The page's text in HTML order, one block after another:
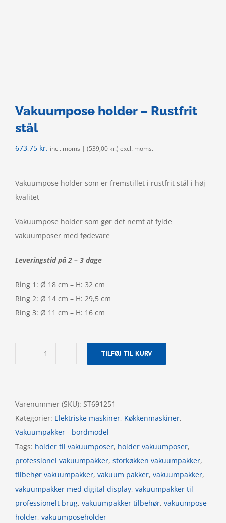
Vakuumpose holder – Rustfrit
stål
673,75 kr. incl. moms | (539,00 kr.) excl. moms.
Vakuumpose holder som er fremstillet i rustfrit stål i høj
kvalitet
Vakuumpose holder som gør det nemt at fylde
vakuumposer med fødevare
Leveringstid på 2 – 3 dage
Ring 1: Ø 18 cm – H: 32 cm
Ring 2: Ø 14 cm – H: 29,5 cm
Ring 3: Ø 11 cm – H: 16 cm
Vakuumpose
Rustfrit
stål
antal
TILFØJ TIL KURV
Varenummer (SKU): ST691251
Kategorier: Elektriske maskiner, Køkkenmaskiner,
Vakuumpakker - bordmodel
Tags: holder til vakuumposer, holder vakuumposer,
professionel vakuumpakker, storkøkken vakuumpakker,
tilbehør vakuumpakker, vakuum pakker, vakuumpakker,
vakuumpakker med digital display, vakuumpakker til
professionelt brug, vakuumpakker tilbehør, vakuumpose
holder, vakuumposeholder